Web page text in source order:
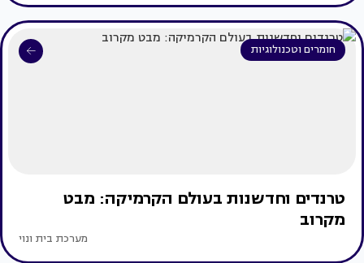
חומרים וטכנולוגיות
טרנדים וחדשנות בעולם הקרמיקה: מבט
מקרוב
מערכת בית ונוי